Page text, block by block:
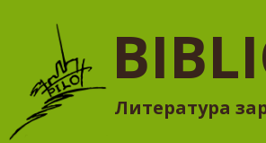
Литература